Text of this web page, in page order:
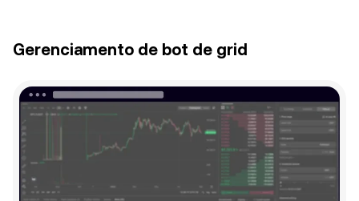
Gerenciamento de bot de grid